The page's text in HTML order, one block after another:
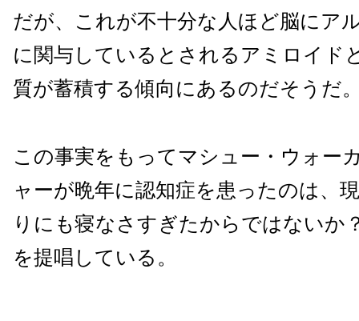
だが、これが不十分な人ほど脳にア
に関与しているとされるアミロイド
質が蓄積する傾向にあるのだそうだ
この事実をもってマシュー・ウォー
ャーが晩年に認知症を患ったのは、
りにも寝なさすぎたからではないか
を提唱している。